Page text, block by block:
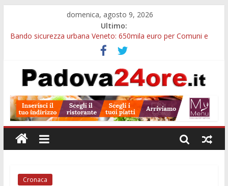
domenica, agosto 9, 2026
Ultimo:
Bando sicurezza urbana Veneto: 650mila euro per Comuni e
Restauro 2026, chiuse le domande: 2,5 milioni per formare
nuove competenze in Veneto
Calici di Stelle Arzergrande: astronomia, musica e sapori al
Notizie di Padova alle ore 10: censimento a Monselice, arresto
antidroga e siccità
Notizie di Padova alle ore 23: maltrattamenti, arresto a
Limena e progetto Cool Shop
Cronaca